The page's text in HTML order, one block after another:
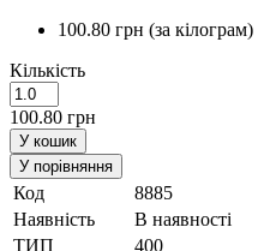
100.80 грн (за кілограм)
Кількість
100.80 грн
У кошик
У порівняння
Код
8885
Наявність
В наявності
ТИП
400